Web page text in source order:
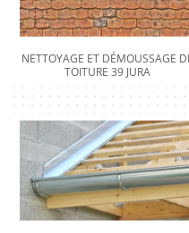
NETTOYAGE ET DÉMOUSSAGE
TOITURE 39 JURA